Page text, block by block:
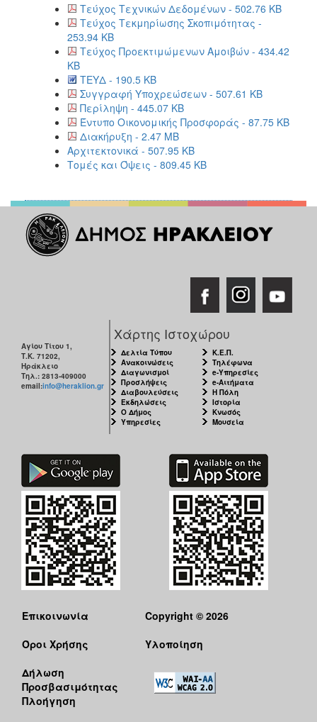
Τεύχος Τεχνικών Δεδομένων - 502.76 KB
Τεύχος Τεκμηρίωσης Σκοπιμότητας -
253.94 KB
Τεύχος Προεκτιμώμενων Αμοιβών - 434.42
KB
ΤΕΥΔ - 190.5 KB
Συγγραφή Υποχρεώσεων - 507.61 KB
Περίληψη - 445.07 KB
Έντυπο Οικονομικής Προσφοράς - 87.75 KB
Διακήρυξη - 2.47 MB
Αρχιτεκτονικά - 507.95 KB
Τομές και Όψεις - 809.45 KB
Αγίου Τίτου 1,
Τ.Κ. 71202,
Ηράκλειο
Τηλ.: 2813-409000
email:info@heraklion.gr
Χάρτης Ιστοχώρου
Δελτία Τύπου
Ανακοινώσεις
Διαγωνισμοί
Προσλήψεις
Διαβουλεύσεις
Εκδηλώσεις
Ο Δήμος
Υπηρεσίες
Κ.Ε.Π.
Τηλέφωνα
e-Υπηρεσίες
e-Αιτήματα
Η Πόλη
Ιστορία
Κνωσός
Μουσεία
Επικοινωνία
Όροι Χρήσης
Δήλωση
Προσβασιμότητας
Πλοήγηση
Copyright © 2026
Υλοποίηση